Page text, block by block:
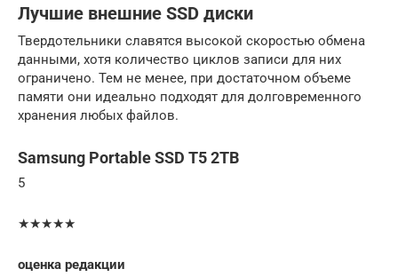
Лучшие внешние SSD диски
Твердотельники славятся высокой скоростью обмена
данными, хотя количество циклов записи для них
ограничено. Тем не менее, при достаточном объеме
памяти они идеально подходят для долговременного
хранения любых файлов.
Samsung Portable SSD T5 2TB
5
★★★★★
оценка редакции